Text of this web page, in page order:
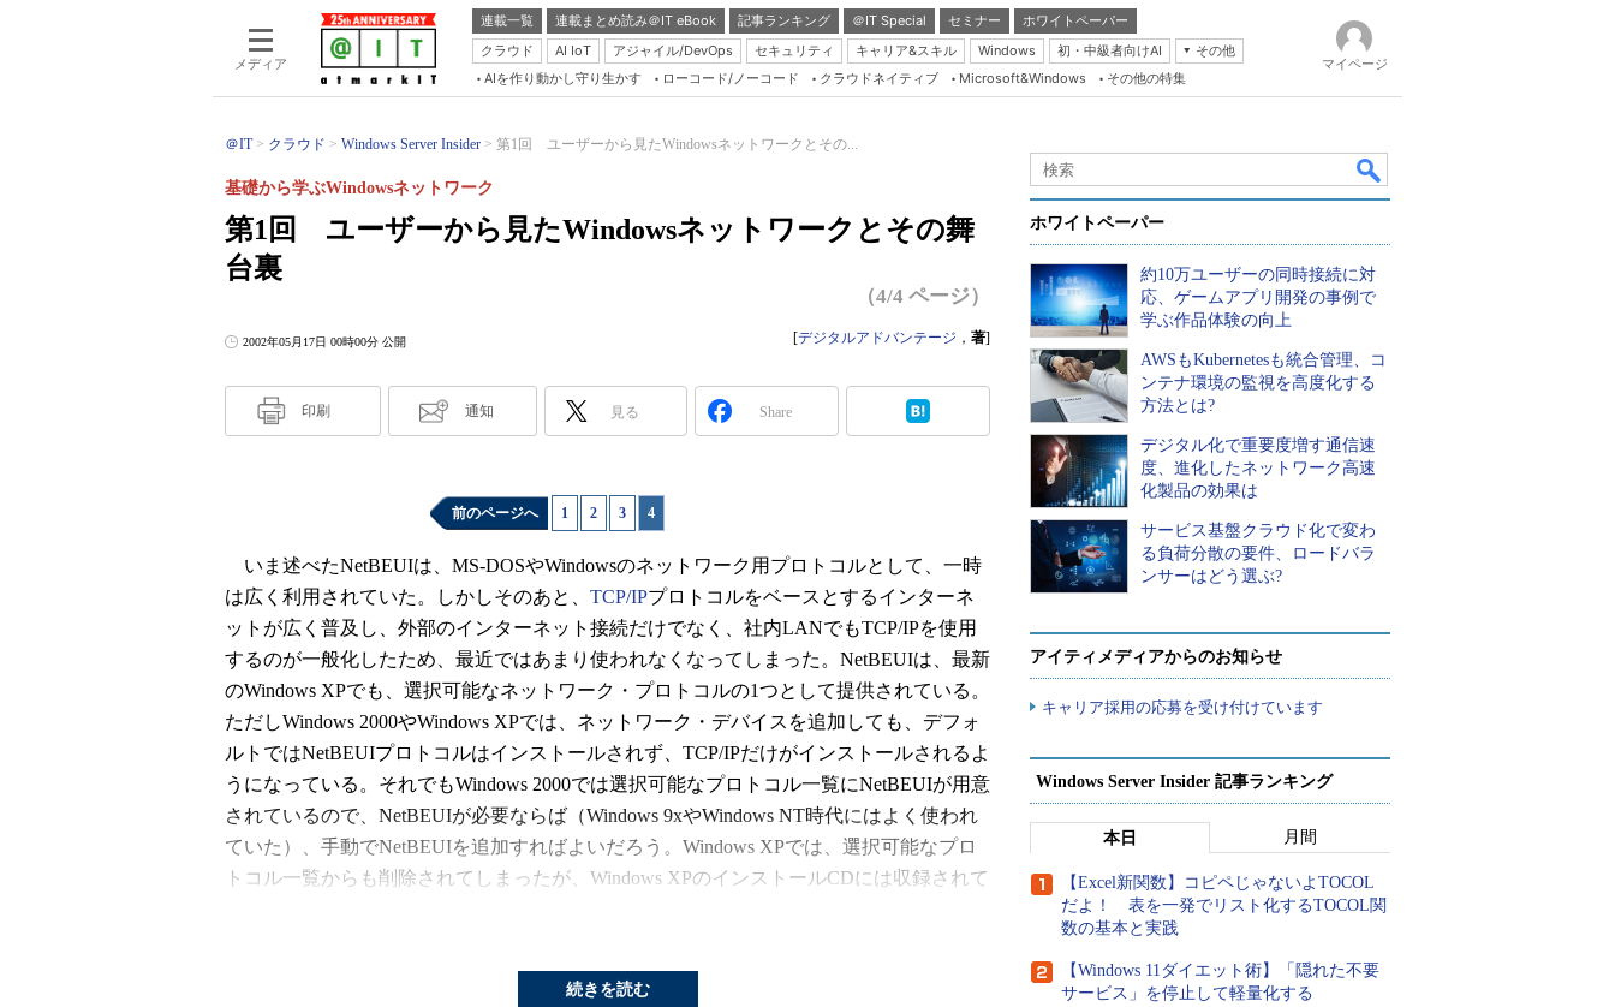
メディア
連載一覧 連載まとめ読み＠IT eBook 記事ランキング ＠IT Special セミナー
ホワイトペーパー
クラウド
AI IoT アジャイル/DevOps セキュリティ キャリア&スキル Windows 初・中級者向けAI
その他
Server & Storage
Java Agile
Database Expert
Master of IP Network
Security & Trust
Test & Tools
AIを作り動かし守り生かす ローコード/ノーコード クラウドネイティブ Microsoft&Windows その他の特集
マイページ
＠IT クラウド Windows Server Insider 第1回 ユーザーから見たWindowsネットワークとその...
第1回 ユーザーから見たWindowsネットワークとその舞
台裏
基礎から学ぶWindowsネットワーク
（4/4 ページ）
2002年05月17日 00時00分 公開 [デジタルアドバンテージ ， 著]
印刷 通知 見る Share
前のページへ 1 2 3 4
いま述べたNetBEUIは、MS-DOSやWindowsのネットワーク用プロトコルとして、一時
は広く利用されていた。しかしそのあと、 TCP/IPプロトコルをベースとするインターネ
ットが広く普及し、外部のインターネット接続だけでなく、社内LANでもTCP/IPを使用
するのが一般化したため、最近ではあまり使われなくなってしまった。NetBEUIは、最新
のWindows XPでも、選択可能なネットワーク・プロトコルの1つとして提供されている。
ただしWindows 2000やWindows XPでは、ネットワーク・デバイスを追加しても、デフォ
ルトではNetBEUIプロトコルはインストールされず、TCP/IPだけがインストールされるよ
うになっている。それでもWindows 2000では選択可能なプロトコル一覧にNetBEUIが用意
されているので、NetBEUIが必要ならば（Windows 9xやWindows NT時代にはよく使われ
ていた）、手動でNetBEUIを追加すればよいだろう。Windows XPでは、選択可能なプロ
トコル一覧からも削除されてしまったが、Windows XPのインストールCDには収録されて
現在のWindowsネットワークの構成をまとめると次のようになる。
続きを読む
ホワイトペーパー
約10万ユーザーの同時接続に対
応、ゲームアプリ開発の事例で
学ぶ作品体験の向上
AWSもKubernetesも統合管理、コ
ンテナ環境の監視を高度化する
方法とは?
デジタル化で重要度増す通信速
度、進化したネットワーク高速
化製品の効果は
サービス基盤クラウド化で変わ
る負荷分散の要件、ロードバラ
ンサーはどう選ぶ?
アイティメディアからのお知らせ
キャリア採用の応募を受け付けています
Windows Server Insider 記事ランキング
本日 月間
【Excel新関数】コピペじゃないよTOCOL
だよ！ 表を一発でリスト化するTOCOL関
数の基本と実践
【Windows 11ダイエット術】「隠れた不要
サービス」を停止して軽量化する